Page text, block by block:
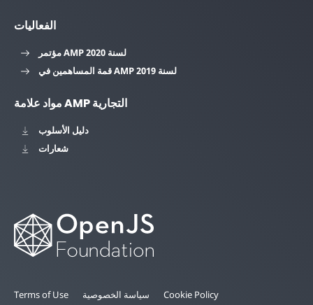
الفعاليات
مؤتمر AMP لسنة 2020
قمة المساهمين في AMP لسنة 2019
مواد علامة AMP التجارية
دليل الأسلوب
شعارات
Terms of Use سياسة الخصوصية Cookie Policy